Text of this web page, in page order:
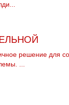
решение для
...